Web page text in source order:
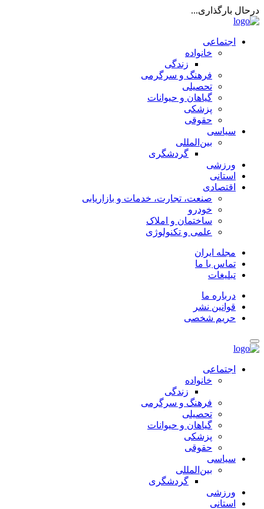
درحال بارگذاری...
اجتماعی
خانواده
زندگی
فرهنگ و سرگرمی
تحصیلی
گیاهان و حیوانات
پزشکی
حقوقی
سیاسی
بین‌المللی
گردشگری
ورزشی
استانی
اقتصادی
صنعت، تجارت، خدمات و بازاریابی
خودرو
ساختمان و املاک
علمی و تکنولوژی
مجله ایران
تماس با ما
تبلیغات
درباره ما
قوانین نشر
حریم شخصی
اجتماعی
خانواده
زندگی
فرهنگ و سرگرمی
تحصیلی
گیاهان و حیوانات
پزشکی
حقوقی
سیاسی
بین‌المللی
گردشگری
ورزشی
استانی